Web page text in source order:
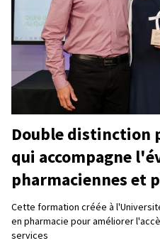
Double distinction
qui accompagne
pharmaciennes et
Cette formation créée à
en pharmacie pour améliorer
services